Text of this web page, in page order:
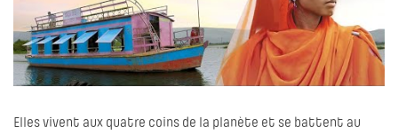
Elles vivent aux quatre coins de la planète et se battent au